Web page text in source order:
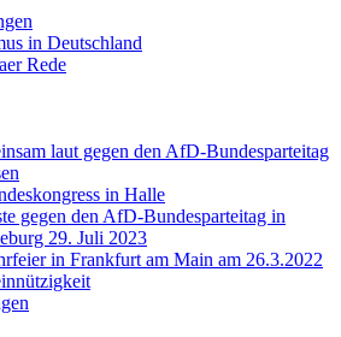
in Deutschland
Rede
laut gegen den AfD-Bundesparteitag
in Halle
gegen den AfD-Bundesparteitag in
29. Juli 2023
in Frankfurt am Main am 26.3.2022